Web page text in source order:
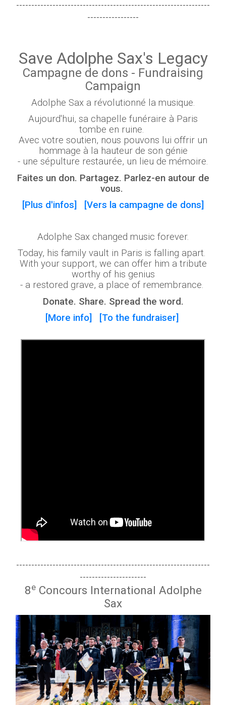
----------------------------------------------------------------
-----------------
Save Adolphe Sax's Legacy
Campagne de dons - Fundraising
Campaign
Adolphe Sax a révolutionné la musique.
Aujourd'hui, sa chapelle funéraire à Paris
tombe en ruine.
Avec votre soutien, nous pouvons lui offrir un
hommage à la hauteur de son génie
- une sépulture restaurée, un lieu de mémoire.
Faites un don. Partagez. Parlez-en autour de
vous.
[Plus d'infos]
[Vers la campagne de dons]
Adolphe Sax changed music forever.
Today, his family vault in Paris is falling apart.
With your support, we can offer him a tribute
worthy of his genius
- a restored grave, a place of remembrance.
Donate. Share. Spread the word.
[More info]
[To the fundraiser]
----------------------------------------------------------------
----------------------
8eConcours International Adolphe
Sax